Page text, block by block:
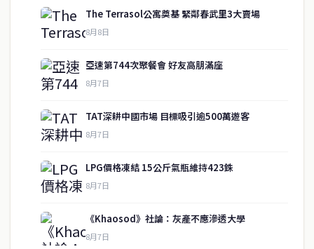
The Terrasol公寓奠基 緊鄰春武里3大賣場
8月8日
亞速第744次聚餐會 好友高朋滿座
8月7日
TAT深耕中國市場 目標吸引逾500萬遊客
8月7日
LPG價格凍結 15公斤氣瓶維持423銖
8月7日
《Khaosod》社論：灰產不應滲透大學
8月7日
關於我們
service@thaichinesenews.com